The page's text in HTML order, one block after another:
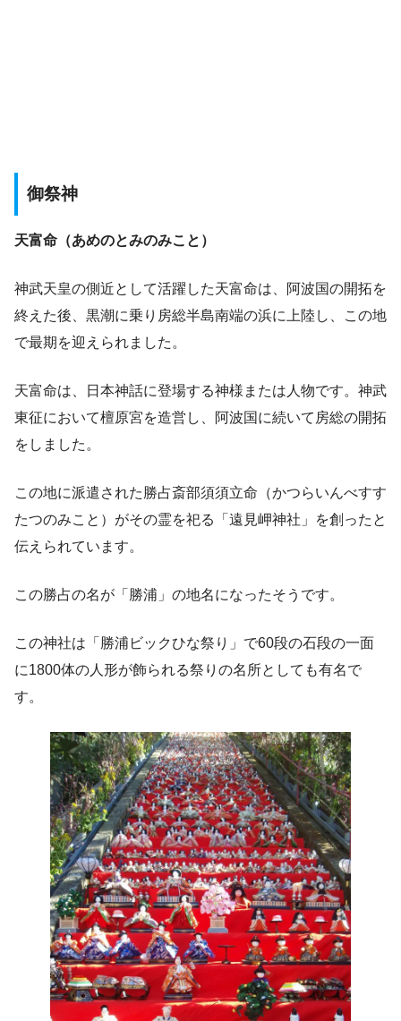
御祭神
天富命（あめのとみのみこと）
神武天皇の側近として活躍した天富命は、阿波国の開拓を
終えた後、黒潮に乗り房総半島南端の浜に上陸し、この地
で最期を迎えられました。
天富命は、日本神話に登場する神様または人物です。神武
東征において檀原宮を造営し、阿波国に続いて房総の開拓
をしました。
この地に派遣された勝占斎部須須立命（かつらいんべすす
たつのみこと）がその霊を祀る「遠見岬神社」を創ったと
伝えられています。
この勝占の名が「勝浦」の地名になったそうです。
この神社は「勝浦ビックひな祭り」で60段の石段の一面
に1800体の人形が飾られる祭りの名所としても有名で
す。